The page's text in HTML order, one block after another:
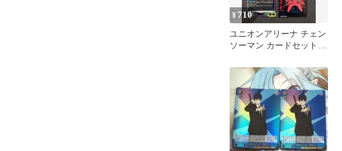
¥ 710
ユニオンアリーナ チェン
ソーマン カードセット
魔